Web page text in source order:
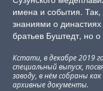
имена и события.
знаниями о
братьев Буштедт, но
Кстати, в декабре 2019
специальный выпуск,
заводу, в нём собраны
архивные документы.